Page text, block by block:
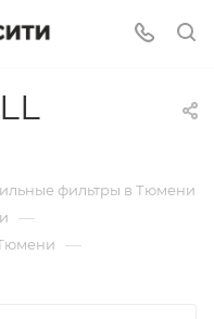
фильтры в Тюмени
—
—